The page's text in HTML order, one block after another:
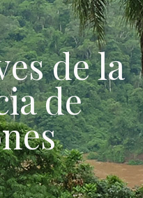
de la
de